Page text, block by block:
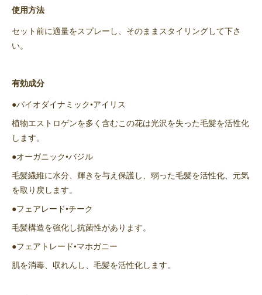
使用方法
セット前に適量をスプレーし、そのままスタイリングして下さ
い。
有効成分
●バイオダイナミック•アイリス
植物エストロゲンを多く含むこの花は光沢を失った毛髪を活性化
します。
●オーガニック•バジル
毛髪繊維に水分、輝きを与え保護し、弱った毛髪を活性化、元気
を取り戻します。
●フェアレード•チーク
毛髪構造を強化し抗菌性があります。
●フェアトレード•マホガニー
肌を消毒、収れんし、毛髪を活性化します。